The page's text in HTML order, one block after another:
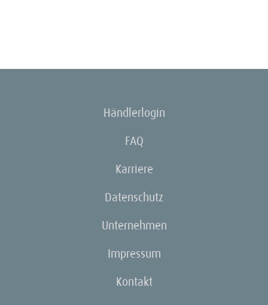
Händlerlogin
FAQ
Karriere
Datenschutz
Unternehmen
Impressum
Kontakt